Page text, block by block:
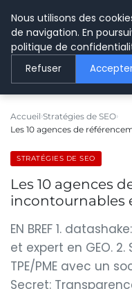
LE
Accueil Stratégies de SEO
Les 10 agences de
STRATÉGIES DE SEO
Les 10 agences
incontournables
EN BREF 1.
et expert en GEO. 2.
TPE/PME avec un
Secret:
Nous utilisons des
de navigation. En
politique de
Refuser